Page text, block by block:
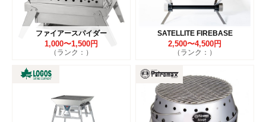
ファイアースパイダー
1,000〜1,500円
（ランク：）
SATELLITE FIREBASE
2,500〜4,500円
（ランク：）